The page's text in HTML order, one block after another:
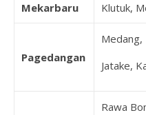
Mekarbaru Klutuk,
Pagedangan
Medang,
Jatake,
Rawa